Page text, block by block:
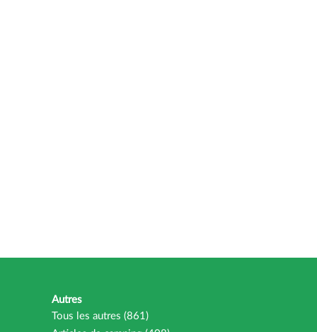
Autres
Tous les autres (861)